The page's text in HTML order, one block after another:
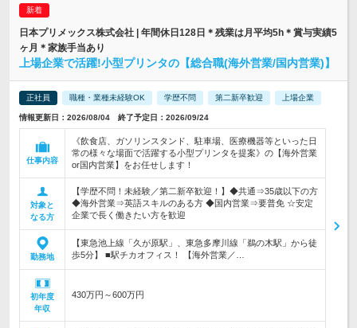
日本プリメックス株式会社 | 年間休日128日＊残業は月平均5h＊賞与実績5
ヶ月＊家族手当あり
上場企業で活躍!小型プリンタの【総合職(海外営業/国内営業)】
正社員 職種・業種未経験OK 学歴不問 第二新卒歓迎 上場企業
情報更新日：2026/08/04 終了予定日：2026/09/24
仕事内容
《飲食店、ガソリンスタンド、駐車場、医療機器等といった日
常の様々な場面で活躍する小型プリンタを提案》の【海外営業
or国内営業】をお任せします！
対象と
なる方
【学歴不問！未経験／第二新卒歓迎！】◆共通⇒35歳以下の方
◆海外営業⇒英語スキルのある方 ◆国内営業⇒要普免 ☆安定
企業で長く働きたい方を歓迎
勤務地
【東急池上線「久が原駅」、東急多摩川線「鵜の木駅」から徒
歩5分】 ■駅チカオフィス！ 【海外営業／…
初年度
年収
430万円～600万円